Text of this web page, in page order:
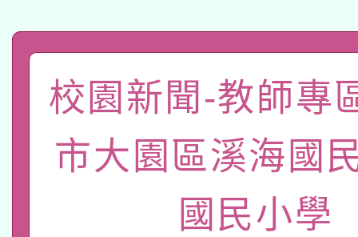
礎課程
A3數位素養講師名單
「數位內容與教學軟體
pilot」
有關大陸委員會函釋公
薪期間赴陸應申請許可
轉知經濟部水利署委託
業技術研究院辦理「
115年8月22日(星期六
校園新聞-教師專
市大園區溪海國
國民小學